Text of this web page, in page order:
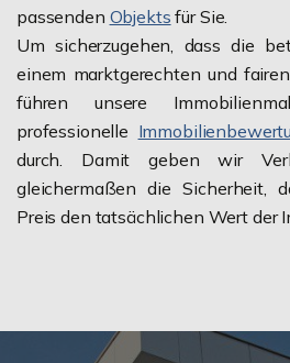
passenden Objekts für Sie.
Um sicherzugehen, dass die
einem marktgerechten und
führen unsere
professionelle
durch. Damit geben wir
gleichermaßen die Sicherheit,
Preis den tatsächlichen Wert der